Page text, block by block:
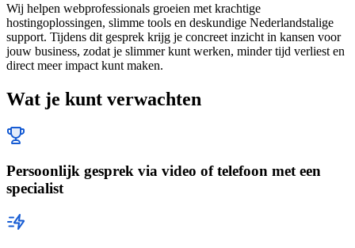
Wij helpen webprofessionals groeien met krachtige
hostingoplossingen, slimme tools en deskundige Nederlandstalige
support. Tijdens dit gesprek krijg je concreet inzicht in kansen voor
jouw business, zodat je slimmer kunt werken, minder tijd verliest en
direct meer impact kunt maken.
Wat je kunt verwachten
Persoonlijk gesprek via video of telefoon met een
specialist